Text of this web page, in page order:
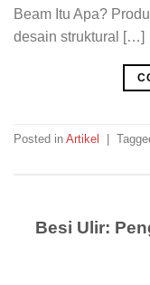
Beam Itu Apa?
desain struktural […]
Posted in Artikel
Besi Ulir: